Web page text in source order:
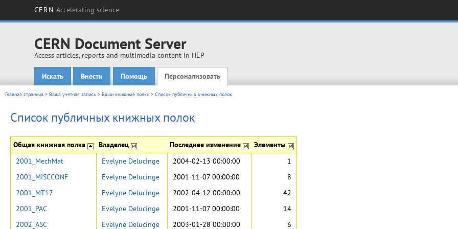
CERN Accelerating science
CERN Document Server
Access articles, reports and multimedia content in HEP
Main menu
Искать Внести Помощь Персонализовать
Главная страница > Ваша учетная запись > Ваши книжные полки > Список публичных книжных полок
Список публичных книжных полок
Общая книжная полка Владелец Последнее изменение Элементы
2001_MechMat Evelyne Delucinge 2004-02-13 00:00:00
1
2001_MISCCONF
Evelyne Delucinge 2001-11-07 00:00:00
8
2001_MT17
Evelyne Delucinge 2002-04-12 00:00:00
42
2001_PAC
Evelyne Delucinge 2001-11-07 00:00:00
14
2002_ASC
Evelyne Delucinge 2003-01-28 00:00:00
6